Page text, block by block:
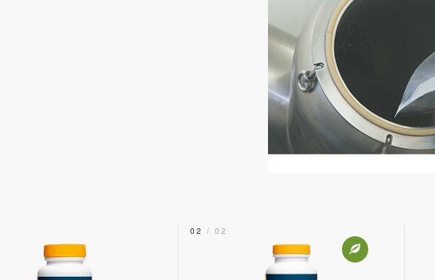
02 / 02